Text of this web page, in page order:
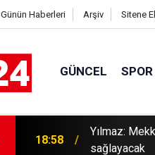
Günün Haberleri Arşiv Sitene
GÜNCEL SPOR
18:47 Bursa'da